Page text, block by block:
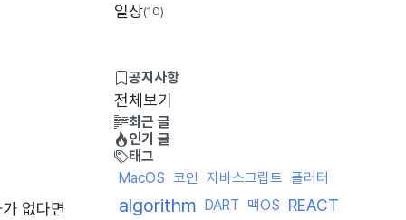
없다면
일상(10)
공지사항
전체보기
최근 글
인기 글
태그
MacOS 코인 자바스크립트 플러터
algorithm DART 맥OS REACT